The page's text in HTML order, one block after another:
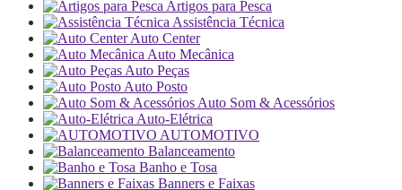
Artigos para Pesca
Assistência Técnica
Auto Center
Auto Mecânica
Auto Peças
Auto Posto
Auto Som & Acessórios
Auto-Elétrica
AUTOMOTIVO
Balanceamento
Banho e Tosa
Banners e Faixas